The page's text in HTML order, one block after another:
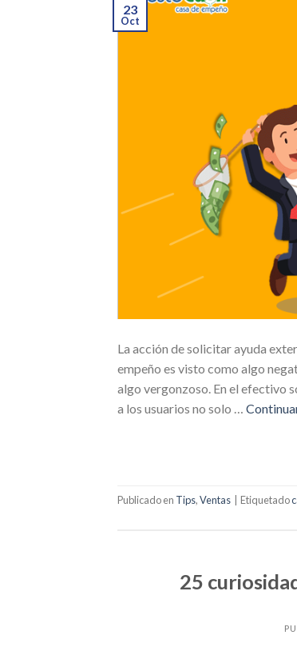
23
Oct
La acción de solicitar ayuda
empeño es visto como algo
algo vergonzoso. En el efectivo
a los usuarios no solo …
Publicado en Tips,Ventas Etiquetado
25